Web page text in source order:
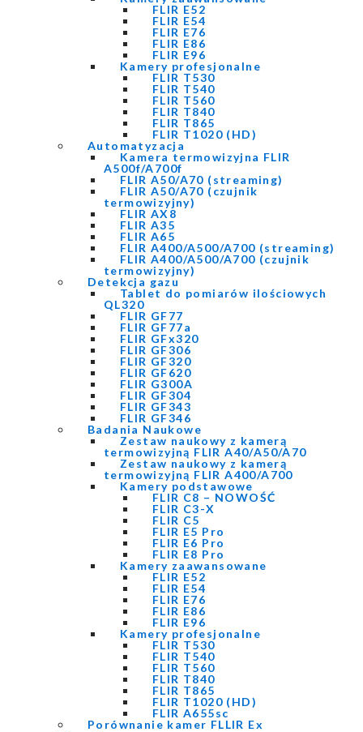
FLIR E52
FLIR E54
FLIR E76
FLIR E86
FLIR E96
Kamery profesjonalne
FLIR T530
FLIR T540
FLIR T560
FLIR T840
FLIR T865
FLIR T1020 (HD)
Automatyzacja
Kamera termowizyjna FLIR
A500f/A700f
FLIR A50/A70 (streaming)
FLIR A50/A70 (czujnik
termowizyjny)
FLIR AX8
FLIR A35
FLIR A65
FLIR A400/A500/A700 (streaming)
FLIR A400/A500/A700 (czujnik
termowizyjny)
Detekcja gazu
Tablet do pomiarów ilościowych
QL320
FLIR GF77
FLIR GF77a
FLIR GFx320
FLIR GF306
FLIR GF320
FLIR GF620
FLIR G300A
FLIR GF304
FLIR GF343
FLIR GF346
Badania Naukowe
Zestaw naukowy z kamerą
termowizyjną FLIR A40/A50/A70
Zestaw naukowy z kamerą
termowizyjną FLIR A400/A700
Kamery podstawowe
FLIR C8 – NOWOŚĆ
FLIR C3-X
FLIR C5
FLIR E5 Pro
FLIR E6 Pro
FLIR E8 Pro
Kamery zaawansowane
FLIR E52
FLIR E54
FLIR E76
FLIR E86
FLIR E96
Kamery profesjonalne
FLIR T530
FLIR T540
FLIR T560
FLIR T840
FLIR T865
FLIR T1020 (HD)
FLIR A655sc
Porównanie kamer FLLIR Ex